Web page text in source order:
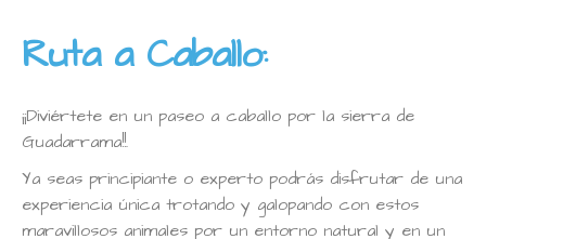
Ruta a Caballo:
¡¡Diviértete en un paseo a caballo por la sierra de
Guadarrama!!.
Ya seas principiante o experto podrás disfrutar de una
experiencia única trotando y galopando con estos
maravillosos animales por un entorno natural y en un